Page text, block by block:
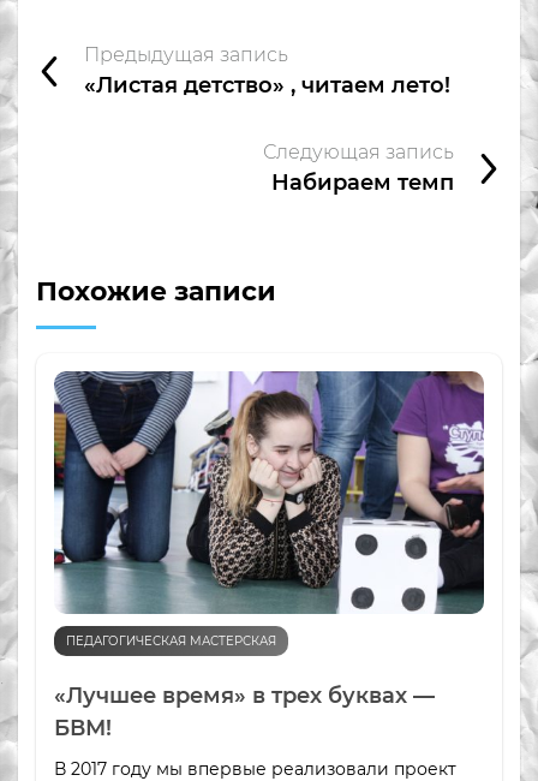
Предыдущая запись
«Листая детство» , читаем лето!
Следующая запись
Набираем темп
Похожие записи
ПЕДАГОГИЧЕСКАЯ МАСТЕРСКАЯ
«Лучшее время» в трех буквах —
БВМ!
В 2017 году мы впервые реализовали проект